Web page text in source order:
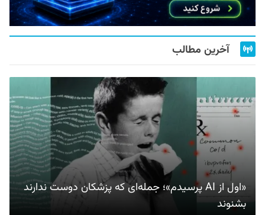
آخرین مطالب
«اول از AI پرسیدم»؛ جمله‌ای که پزشکان دوست ندارند
بشنوند